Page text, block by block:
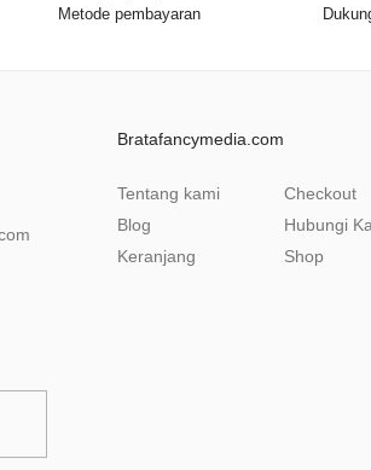
Metode pembayaran
Bratafancymedia.com
Tentang kami
Blog
Keranjang
Checkout
Hubungi
Shop